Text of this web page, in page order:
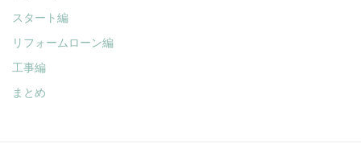
スタート編
リフォームローン編
工事編
まとめ